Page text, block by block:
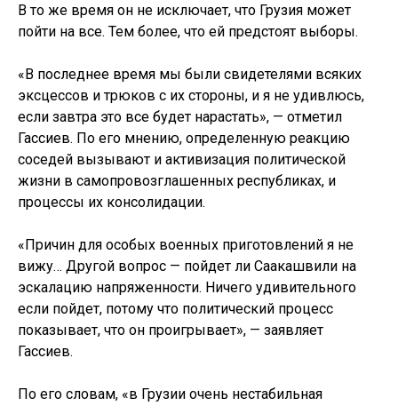
В то же время он не исключает, что Грузия может
пойти на все. Тем более, что ей предстоят выборы.
«В последнее время мы были свидетелями всяких
эксцессов и трюков с их стороны, и я не удивлюсь,
если завтра это все будет нарастать», — отметил
Гассиев. По его мнению, определенную реакцию
соседей вызывают и активизация политической
жизни в самопровозглашенных республиках, и
процессы их консолидации.
«Причин для особых военных приготовлений я не
вижу… Другой вопрос — пойдет ли Саакашвили на
эскалацию напряженности. Ничего удивительного
если пойдет, потому что политический процесс
показывает, что он проигрывает», — заявляет
Гассиев.
По его словам, «в Грузии очень нестабильная